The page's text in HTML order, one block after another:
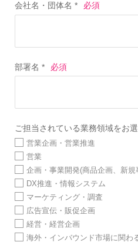
会社名・団体名 *
部署名 *
ご担当されている業務領域をお
営業企画・営業推進
営業
企画・事業開発(商品企画、新規
DX推進・情報システム
マーケティング・調査
広告宣伝・販促企画
経営・経営企画
海外・インバウンド市場に関わ